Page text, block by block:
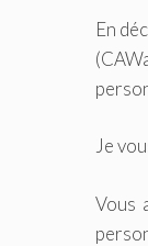
En
Je
Vous